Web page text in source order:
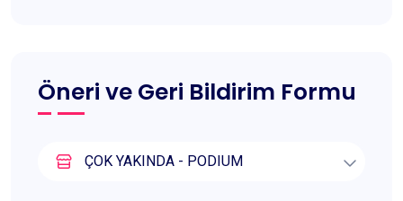
Öneri ve Geri Bildirim Formu